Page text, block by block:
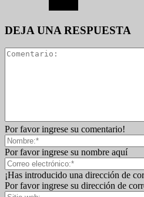
DEJA UNA RESPUESTA
Por favor ingrese su comentario!
Por favor ingrese su nombre aquí
¡Has introducido una dirección de
Por favor ingrese su dirección de